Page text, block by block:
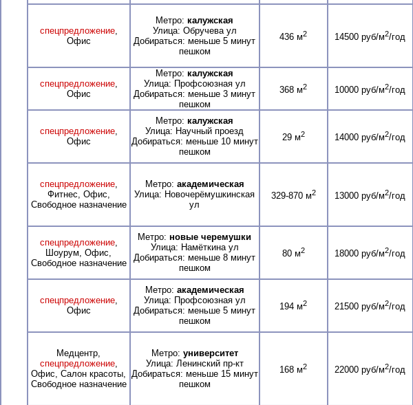
спецпредложение,
Офис
Метро: калужская
Улица: Обручева ул
Добираться: меньше 5 минут
пешком
436 м2 14500 руб/м2/год
спецпредложение,
Офис
Метро: калужская
Улица: Профсоюзная ул
Добираться: меньше 3 минут
пешком
368 м2 10000 руб/м2/год
спецпредложение,
Офис
Метро: калужская
Улица: Научный проезд
Добираться: меньше 10 минут
пешком
29 м2 14000 руб/м2/год
спецпредложение,
Фитнес, Офис,
Свободное назначение
Метро: академическая
Улица: Новочерёмушкинская
ул
329-870 м2 13000 руб/м2/год
спецпредложение,
Шоурум, Офис,
Свободное назначение
Метро: новые черемушки
Улица: Намёткина ул
Добираться: меньше 8 минут
пешком
80 м2 18000 руб/м2/год
спецпредложение,
Офис
Метро: академическая
Улица: Профсоюзная ул
Добираться: меньше 5 минут
пешком
194 м2 21500 руб/м2/год
Медцентр,
спецпредложение,
Офис, Салон красоты,
Свободное назначение
Метро: университет
Улица: Ленинский пр-кт
Добираться: меньше 15 минут
пешком
168 м2 22000 руб/м2/год